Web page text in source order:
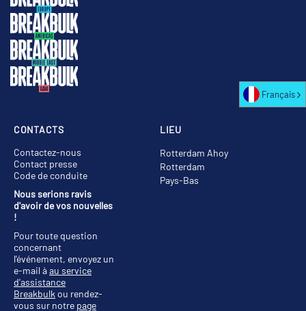
LIEU
Rotterdam Ahoy
Rotterdam
Pays-Bas
CONTACTS
Contactez-nous
Contact presse
Code de conduite
Nous serions ravis
d'avoir de vos nouvelles
!
Pour toute question
concernant
l'événement, envoyez un
e-mail àau service
d'assistance
Breakbulk ou rendez-
vous sur notre page
Français